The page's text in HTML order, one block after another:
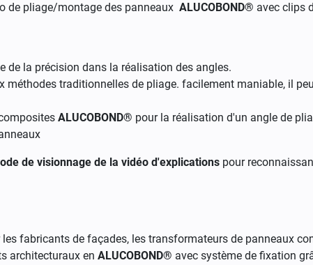
de pliage/montage des panneaux ALUCOBOND® avec clips
de la précision dans la réalisation des angles.
traditionnelles de pliage. facilement maniable, il
ALUCOBOND® pour la réalisation d'un angle de
de visionnage de la vidéo d'explications pour
fabricants de façades, les transformateurs de panneaux
architecturaux en ALUCOBOND® avec système de fixation